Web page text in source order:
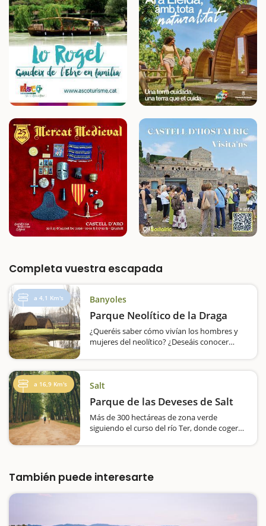
Completa vuestra escapada
a 4,1 Km's Banyoles
Parque Neolítico de la Draga
¿Queréis saber cómo vivían los hombres y
mujeres del neolítico? ¿Deseáis conocer
En Banyoles, al lado del Lago, se encuentra el
Poblado Neolítico de la Draga,…
a 16,9 Km's Salt
Parque de las Deveses de Salt
Más de 300 hectáreas de zona verde
siguiendo el curso del río Ter, donde cogeréis
También puede interesarte